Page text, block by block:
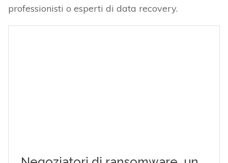
professionisti o esperti di data recovery.